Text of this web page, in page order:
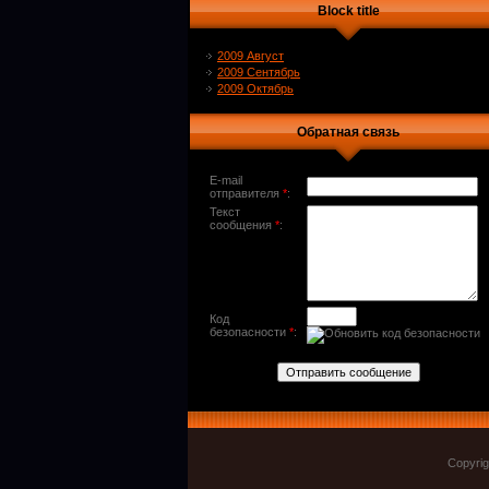
Block title
2009 Август
2009 Сентябрь
2009 Октябрь
Обратная связь
E-mail
отправителя *:
Текст
сообщения *:
Код
безопасности *: